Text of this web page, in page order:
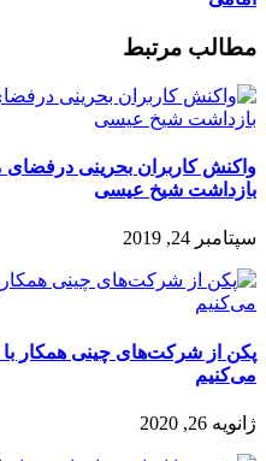
مطالب مرتبط
واکنش کاربران بحرینی
بازداشت شیخ عیسی
سپتامبر 24, 2019
پکن از شرکت‌های چینی همکار با
می‌کنیم
ژانویه 26, 2020